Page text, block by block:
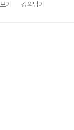
기
강의담기